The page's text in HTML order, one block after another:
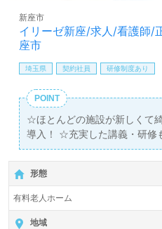
イリーゼ新座/求人/看護師/
座市
新座市
埼玉県 契約社員 研修制度あり
POINT
☆ほとんどの施設が新しくて
導入！ ☆充実した講義・研修
は、第一に当社企業理念に共
柄で判断いたします。
形態
有料老人ホーム
地域